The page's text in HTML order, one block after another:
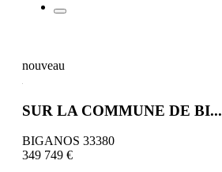
nouveau
SUR LA COMMUNE DE BI...
BIGANOS 33380
349 749 €